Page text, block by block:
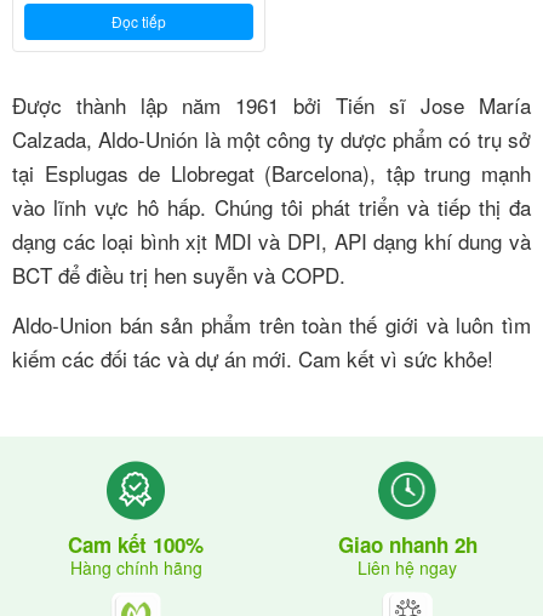
Đọc tiếp
Được thành lập năm 1961 bởi Tiến sĩ Jose María
Calzada, Aldo-Unión là một công ty dược phẩm có trụ sở
tại Esplugas de Llobregat (Barcelona), tập trung mạnh
vào lĩnh vực hô hấp. Chúng tôi phát triển và tiếp thị đa
dạng các loại bình xịt MDI và DPI, API dạng khí dung và
BCT để điều trị hen suyễn và COPD.
Aldo-Union bán sản phẩm trên toàn thế giới và luôn tìm
kiếm các đối tác và dự án mới. Cam kết vì sức khỏe!
Cam kết 100%
Hàng chính hãng
Giao nhanh 2h
Liên hệ ngay